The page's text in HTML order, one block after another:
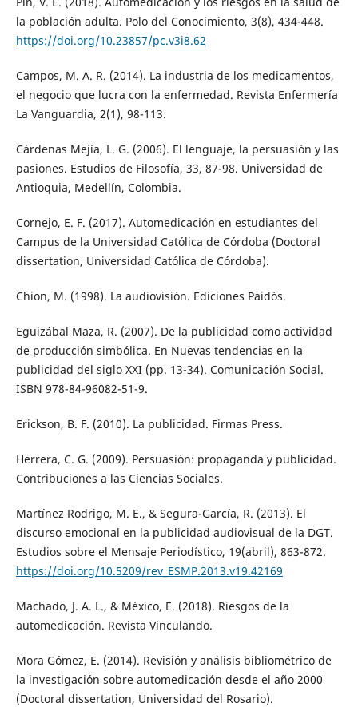
la población adulta. Polo del Conocimiento, 3(8), 434-448.
https://doi.org/10.23857/pc.v3i8.62
Campos, M. A. R. (2014). La industria de los medicamentos,
el negocio que lucra con la enfermedad. Revista Enfermería
La Vanguardia, 2(1), 98-113.
Cárdenas Mejía, L. G. (2006). El lenguaje, la persuasión y las
pasiones. Estudios de Filosofía, 33, 87-98. Universidad de
Antioquia, Medellín, Colombia.
Cornejo, E. F. (2017). Automedicación en estudiantes del
Campus de la Universidad Católica de Córdoba (Doctoral
dissertation, Universidad Católica de Córdoba).
Chion, M. (1998). La audiovisión. Ediciones Paidós.
Eguizábal Maza, R. (2007). De la publicidad como actividad
de producción simbólica. En Nuevas tendencias en la
publicidad del siglo XXI (pp. 13-34). Comunicación Social.
ISBN 978-84-96082-51-9.
Erickson, B. F. (2010). La publicidad. Firmas Press.
Herrera, C. G. (2009). Persuasión: propaganda y publicidad.
Contribuciones a las Ciencias Sociales.
Martínez Rodrigo, M. E., & Segura-García, R. (2013). El
discurso emocional en la publicidad audiovisual de la DGT.
Estudios sobre el Mensaje Periodístico, 19(abril), 863-872.
https://doi.org/10.5209/rev_ESMP.2013.v19.42169
Machado, J. A. L., & México, E. (2018). Riesgos de la
automedicación. Revista Vinculando.
Mora Gómez, E. (2014). Revisión y análisis bibliométrico de
la investigación sobre automedicación desde el año 2000
(Doctoral dissertation, Universidad del Rosario).